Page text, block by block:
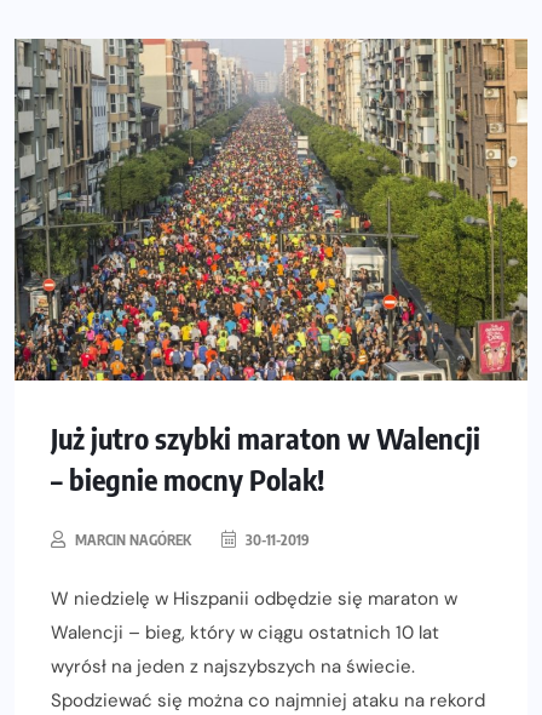
Już jutro szybki maraton w Walencji
– biegnie mocny Polak!
MARCIN NAGÓREK 30-11-2019
W niedzielę w Hiszpanii odbędzie się maraton w
Walencji – bieg, który w ciągu ostatnich 10 lat
wyrósł na jeden z najszybszych na świecie.
Spodziewać się można co najmniej ataku na rekord